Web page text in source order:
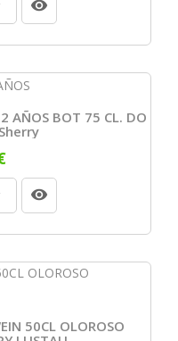
AÑOS BOT 75 CL. DO
50CL OLOROSO